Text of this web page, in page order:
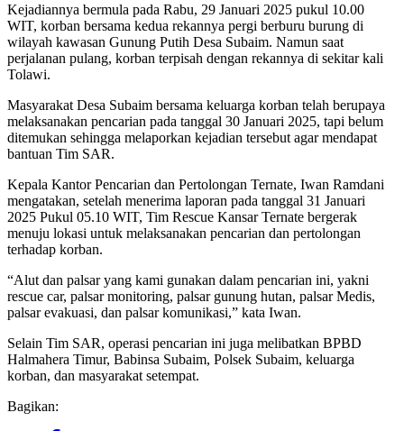
Kejadiannya bermula pada Rabu, 29 Januari 2025 pukul 10.00
WIT, korban bersama kedua rekannya pergi berburu burung di
wilayah kawasan Gunung Putih Desa Subaim. Namun saat
perjalanan pulang, korban terpisah dengan rekannya di sekitar kali
Tolawi.
Masyarakat Desa Subaim bersama keluarga korban telah berupaya
melaksanakan pencarian pada tanggal 30 Januari 2025, tapi belum
ditemukan sehingga melaporkan kejadian tersebut agar mendapat
bantuan Tim SAR.
Kepala Kantor Pencarian dan Pertolongan Ternate, Iwan Ramdani
mengatakan, setelah menerima laporan pada tanggal 31 Januari
2025 Pukul 05.10 WIT, Tim Rescue Kansar Ternate bergerak
menuju lokasi untuk melaksanakan pencarian dan pertolongan
terhadap korban.
“Alut dan palsar yang kami gunakan dalam pencarian ini, yakni
rescue car, palsar monitoring, palsar gunung hutan, palsar Medis,
palsar evakuasi, dan palsar komunikasi,” kata Iwan.
Selain Tim SAR, operasi pencarian ini juga melibatkan BPBD
Halmahera Timur, Babinsa Subaim, Polsek Subaim, keluarga
korban, dan masyarakat setempat.
Bagikan: